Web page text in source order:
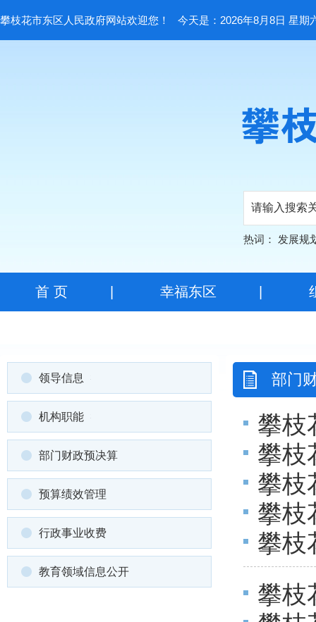
攀枝花市东区人民政府网站欢迎您！ 今天是：2026年8月8日 星期
热词： 发展规
首 页| 幸福东区
领导信息
机构职能
部门财政预决算
预算绩效管理
行政事业收费
教育领域信息公开
部门
攀枝
攀枝
攀枝
攀枝
算攀枝
攀枝